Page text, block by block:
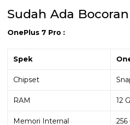
Sudah Ada
OnePlus 7 Pro :
Spek
Chipset
RAM 12
Memori Internal 256